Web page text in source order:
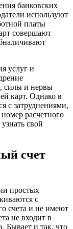
банковских
используют
платы
совершают
услуг и
силы и нервы
карт. Однако в
с затруднениями,
расчетного
свой
счет
простых
с
счета и не имеют
не входит в
Бывает и так, что